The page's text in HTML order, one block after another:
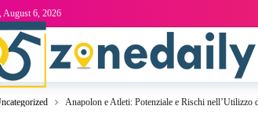
August 6, 2026
Anapolon e Atleti: Potenziale e Rischi nell’Utilizzo